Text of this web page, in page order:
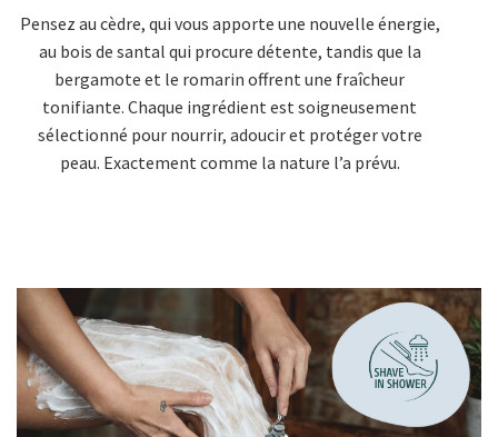
Pensez au cèdre, qui vous apporte une nouvelle énergie,
au bois de santal qui procure détente, tandis que la
bergamote et le romarin offrent une fraîcheur
tonifiante. Chaque ingrédient est soigneusement
sélectionné pour nourrir, adoucir et protéger votre
peau. Exactement comme la nature l’a prévu.